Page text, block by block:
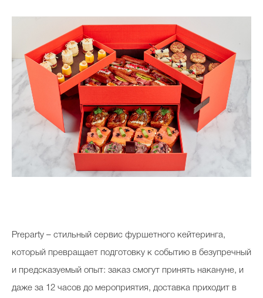
Preparty – стильный сервис фуршетного кейтеринга,
который превращает подготовку к событию в безупречный
и предсказуемый опыт: заказ смогут принять накануне, и
даже за 12 часов до мероприятия, доставка приходит в